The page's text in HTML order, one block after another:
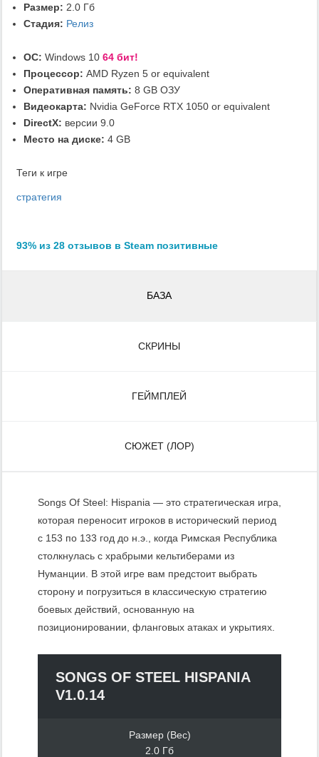
Размер: 2.0 Гб
Стадия: Релиз
ОС: Windows 10 64 бит!
Процессор: AMD Ryzen 5 or equivalent
Оперативная память: 8 GB ОЗУ
Видеокарта: Nvidia GeForce RTX 1050 or equivalent
DirectX: версии 9.0
Место на диске: 4 GB
Теги к игре
стратегия
93% из 28 отзывов в Steam позитивные
БАЗА
СКРИНЫ
ГЕЙМПЛЕЙ
СЮЖЕТ (ЛОР)
Songs Of Steel: Hispania — это стратегическая игра,
которая переносит игроков в исторический период
с 153 по 133 год до н.э., когда Римская Республика
столкнулась с храбрыми кельтиберами из
Нуманции. В этой игре вам предстоит выбрать
сторону и погрузиться в классическую стратегию
боевых действий, основанную на
позиционировании, фланговых атаках и укрытиях.
SONGS OF STEEL HISPANIA
V1.0.14
Размер (Вес)
2.0 Гб